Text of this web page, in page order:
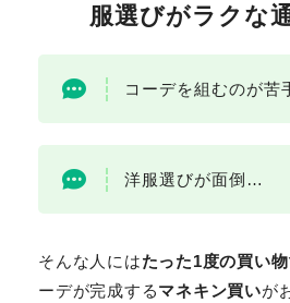
服選びがラクな
コーデを組むのが苦
洋服選びが面倒…
そんな人にはたった1度の買い物
ーデが完成するマネキン買いが